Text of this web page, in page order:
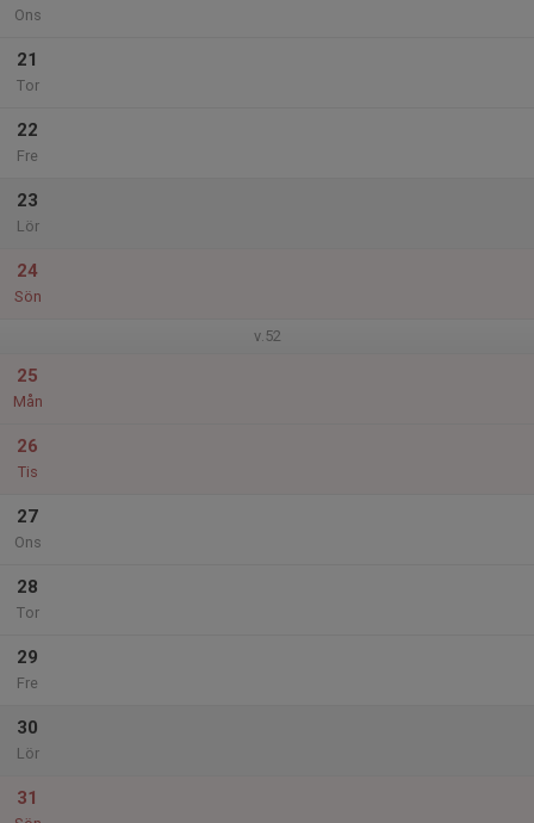
Ons
21
Tor
22
Fre
23
Lör
24
Sön
v.52
25
Mån
26
Tis
27
Ons
28
Tor
29
Fre
30
Lör
31